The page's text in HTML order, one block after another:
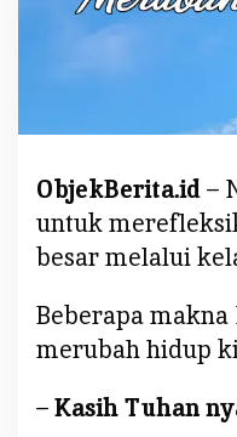
:
a
M
u
a
h
i
ObjekBerita.id–
untuk
besar melalui
Beberapa
merubah hidup
–Kasih Tuhan